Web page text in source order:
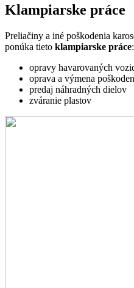
Klampiarske práce
Preliačiny a iné poškodenia
ponúka tieto klampiarske práce:
opravy havarovaných
oprava a výmena
predaj náhradných dielov
zváranie plastov